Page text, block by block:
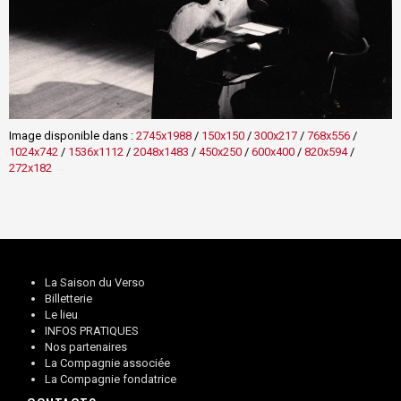
Image disponible dans : 2745x1988 / 150x150 / 300x217 / 768x556 /
1024x742 / 1536x1112 / 2048x1483 / 450x250 / 600x400 / 820x594/
272x182
La Saison du Verso
Billetterie
Le lieu
INFOS PRATIQUES
Nos partenaires
La Compagnie associée
La Compagnie fondatrice